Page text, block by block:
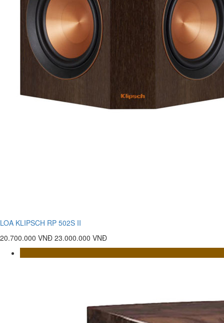
LOA KLIPSCH RP 502S II
20.700.000 VNĐ 23.000.000 VNĐ